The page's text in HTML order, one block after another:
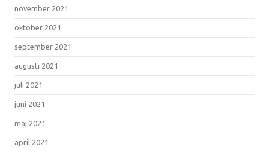
november 2021
oktober 2021
september 2021
augusti 2021
juli 2021
juni 2021
maj 2021
april 2021